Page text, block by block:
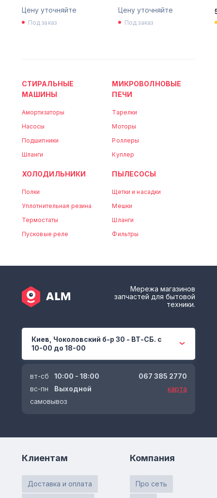
Цену уточняйте
Под заказ
Цену уточняйте
Под заказ
СТИРАЛЬНЫЕ
МАШИНЫ
Амортизаторы
Насосы
Подшипники
Шланги
МИКРОВОЛНОВЫЕ
ПЕЧИ
Тарелки
Моторы
Роллеры
Куплер
ХОЛОДИЛЬНИКИ
Полки
Уплотнительная резина
Термостаты
Пусковые реле
ПЫЛЕСОСЫ
Щетки и насадки
Мешки
Шланги
Фильтры
Мережа магазинов
запчастей для бытовой
техники.
Киев, Чоколовский б-р 30 - ВТ-СБ. с
10-00 до 18-00
вт-сб
10:00 - 18:00
вс-пн
Выходной
самовывоз
067 385 2770
карта
Клиентам
Доставка и оплата
Компания
Про сеть